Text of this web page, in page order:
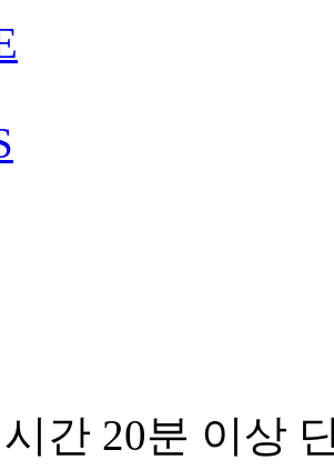
간 20분 이상